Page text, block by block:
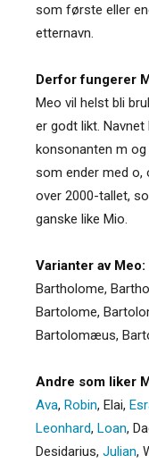
som første eller
etternavn.
Derfor fungerer
Meo vil helst bli
er godt likt.
konsonanten m og
som ender med o,
over 2000-tallet,
ganske like Mio.
Varianter av Meo:
Bartholome,
Bartolome,
Bartolomæus,
Andre som liker
Ava, Robin, Elai,
Leonhard, Loan,
Desidarius, Julian,